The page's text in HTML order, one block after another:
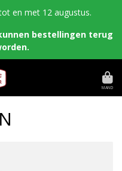
en met 12 augustus.
bestellingen terug
MAND